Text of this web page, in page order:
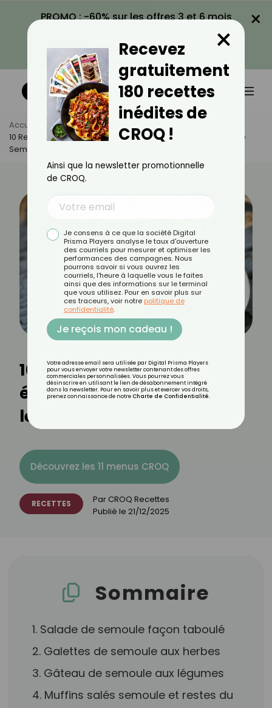
PROMO : -60% sur les offres 3 et 6 mois
VOIR LA PROMO
×
Accueil Actus
Recettes
10 Recettes Faciles Et Équilibrées Pour Cuisiner Les Restes De
Semoule
10 recettes faciles et
équilibrées pour cuisiner
les restes de semoule
Découvrez les 11 menus CROQ
RECETTES Par CROQ Recettes
Publié le 21/12/2025
Sommaire
1. Salade de semoule façon taboulé
2. Galettes de semoule aux herbes
3. Gâteau de semoule aux légumes
4. Muffins salés semoule et restes du
Recevez
gratuitement
180 recettes
inédites de
CROQ !
×
Ainsi que la newsletter promotionnelle
de CROQ.
Je consens à ce que la société Digital
Prisma Players analyse le taux d'ouverture
des courriels pour mesurer et optimiser les
performances des campagnes. Nous
pourrons savoir si vous ouvrez les
courriels, l'heure à laquelle vous le faites
ainsi que des informations sur le terminal
que vous utilisez. Pour en savoir plus sur
ces traceurs, voir notre politique de
confidentialité.
Je reçois mon cadeau !
Votre adresse email sera utilisée par Digital Prisma Players
pour vous envoyer votre newsletter contenant des offres
commerciales personnalisées. Vous pourrez vous
désinscrire en utilisant le lien de désabonnement intégré
dans la newsletter. Pour en savoir plus et exercer vos droits,
prenez connaissance de notre Charte de Confidentialité.